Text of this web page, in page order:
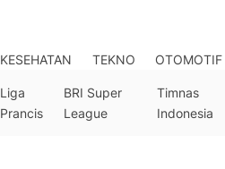
KESEHATAN TEKNO OTOMOTIF
Liga
Prancis
BRI Super
League
Timnas
Indonesia